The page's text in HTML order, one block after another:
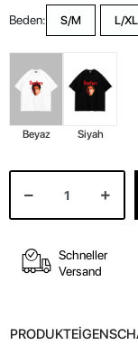
Beden: S/M L/XL
Beyaz Siyah
Schneller
Versand